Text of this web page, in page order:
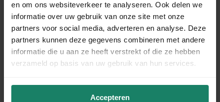
en om ons websiteverkeer te analyseren. Ook delen we
informatie over uw gebruik van onze site met onze
partners voor social media, adverteren en analyse. Deze
partners kunnen deze gegevens combineren met andere
informatie die u aan ze heeft verstrekt of die ze hebben
verzameld op basis van uw gebruik van hun services.
Accepteren